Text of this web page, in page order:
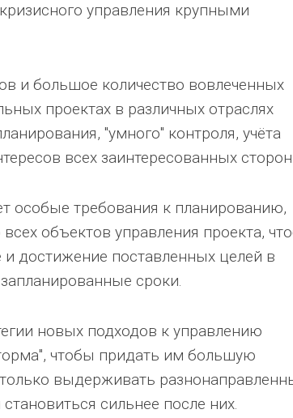
управления крупными
и большое количество вовлеченных
проектах в различных отраслях
"умного" контроля, учёта
всех заинтересованных сторон.
особые требования к планированию,
объектов управления проекта,
достижение поставленных целей в
сроки.
новых подходов к управлению
чтобы придать им большую
выдерживать
сильнее после них.